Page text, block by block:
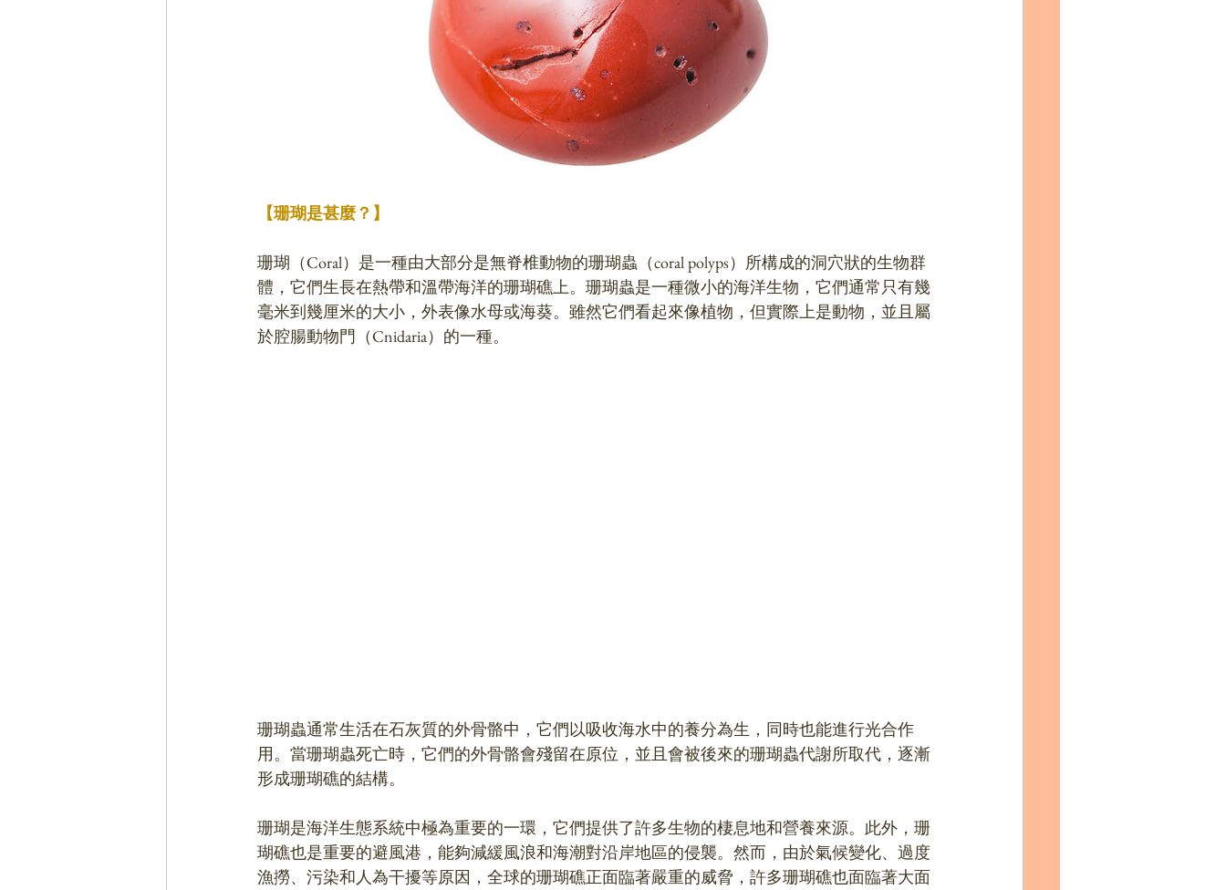
【珊瑚是甚麼？】
珊瑚（Coral）是一種由大部分是無脊椎動物的珊瑚蟲（coral polyps）所構成的洞穴狀的生物群
體，它們生長在熱帶和溫帶海洋的珊瑚礁上。珊瑚蟲是一種微小的海洋生物，它們通常只有幾
毫米到幾厘米的大小，外表像水母或海葵。雖然它們看起來像植物，但實際上是動物，並且屬
於腔腸動物門（Cnidaria）的一種。
珊瑚蟲通常生活在石灰質的外骨骼中，它們以吸收海水中的養分為生，同時也能進行光合作
用。當珊瑚蟲死亡時，它們的外骨骼會殘留在原位，並且會被後來的珊瑚蟲代謝所取代，逐漸
形成珊瑚礁的結構。
珊瑚是海洋生態系統中極為重要的一環，它們提供了許多生物的棲息地和營養來源。此外，珊
瑚礁也是重要的避風港，能夠減緩風浪和海潮對沿岸地區的侵襲。然而，由於氣候變化、過度
漁撈、污染和人為干擾等原因，全球的珊瑚礁正面臨著嚴重的威脅，許多珊瑚礁也面臨著大面